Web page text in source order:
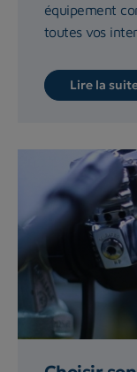
équipement
toutes vos
Lire la